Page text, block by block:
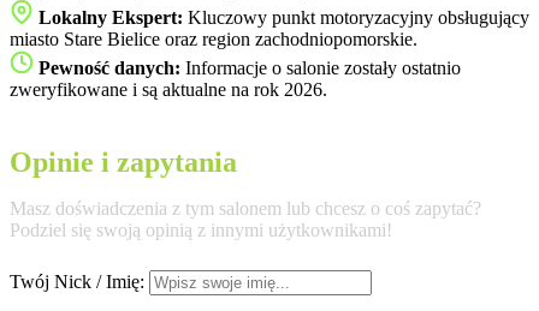
Lokalny Ekspert: Kluczowy punkt motoryzacyjny obsługujący
miasto Stare Bielice oraz region zachodniopomorskie.
Pewność danych: Informacje o salonie zostały ostatnio
zweryfikowane i są aktualne na rok 2026.
Opinie i zapytania
Masz doświadczenia z tym salonem lub chcesz o coś zapytać?
Podziel się swoją opinią z innymi użytkownikami!
Twój Nick / Imię: